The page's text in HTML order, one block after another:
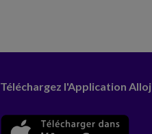
Téléchargez l'Application Alloj